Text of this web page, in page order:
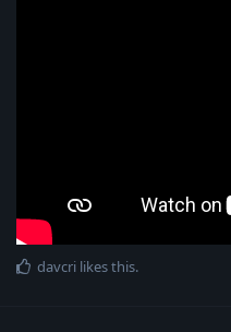
davcri likes this.